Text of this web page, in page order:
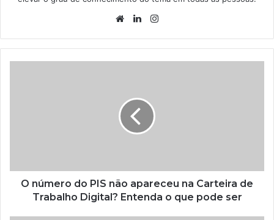
WebsiteLinkedin
O número do PIS não apareceu na Carteira de
Trabalho Digital? Entenda o que pode ser